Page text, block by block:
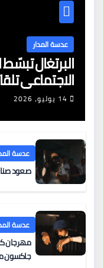
عدسة المدار
البرتغال
جديدة لتجديد
14 يوليو، 2026
عدسة
صعود
عدسة
جاكسون